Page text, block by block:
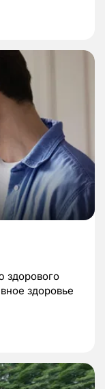
здорового
здоровье